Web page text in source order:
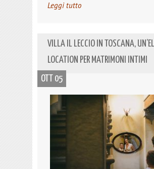
Leggi tutto
VILLA IL LECCIO IN TOSCANA,
LOCATION PER MATRIMONI INTIMI
OTT 05